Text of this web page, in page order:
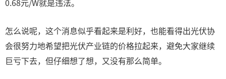
0.68元/W就是违法。
怎么说呢，这个消息似乎看起来是利好，也能看得出光伏协
会很努力地希望把光伏产业链的价格拉起来，避免大家继续
巨亏下去，但仔细想了想，又没有那么简单。